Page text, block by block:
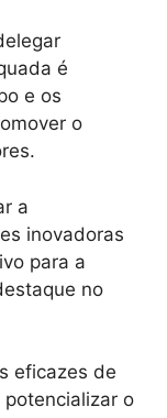
é
e os
o
a
inovadoras
para a
no
eficazes de
o